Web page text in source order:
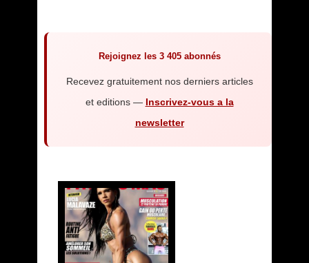
Rejoignez les 3 405 abonnés
Recevez gratuitement nos derniers articles
et editions — Inscrivez-vous a la
newsletter